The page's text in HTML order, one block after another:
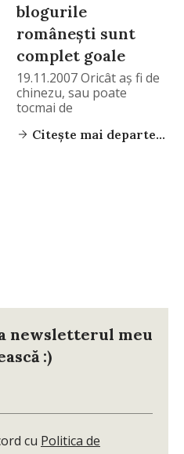
blogurile
româneşti sunt
complet goale
19.11.2007 Oricât aş fi de
chinezu, sau poate
tocmai de
Citește mai departe...
newsletterul meu
:)
cu Politica de